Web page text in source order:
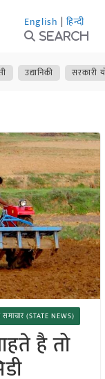
English | हिन्दी
Search
उद्यानिकी सरकारी
समाचार (STATE NEWS)
है तो